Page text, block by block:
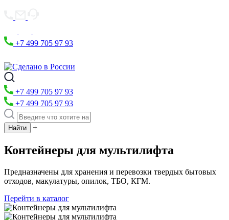
+7 499 705 97 93
+7 499 705 97 93
+7 499 705 97 93
+
Контейнеры для мультилифта
Предназначены для хранения и перевозки твердых бытовых
отходов, макулатуры, опилок, ТБО, КГМ.
Перейти в каталог